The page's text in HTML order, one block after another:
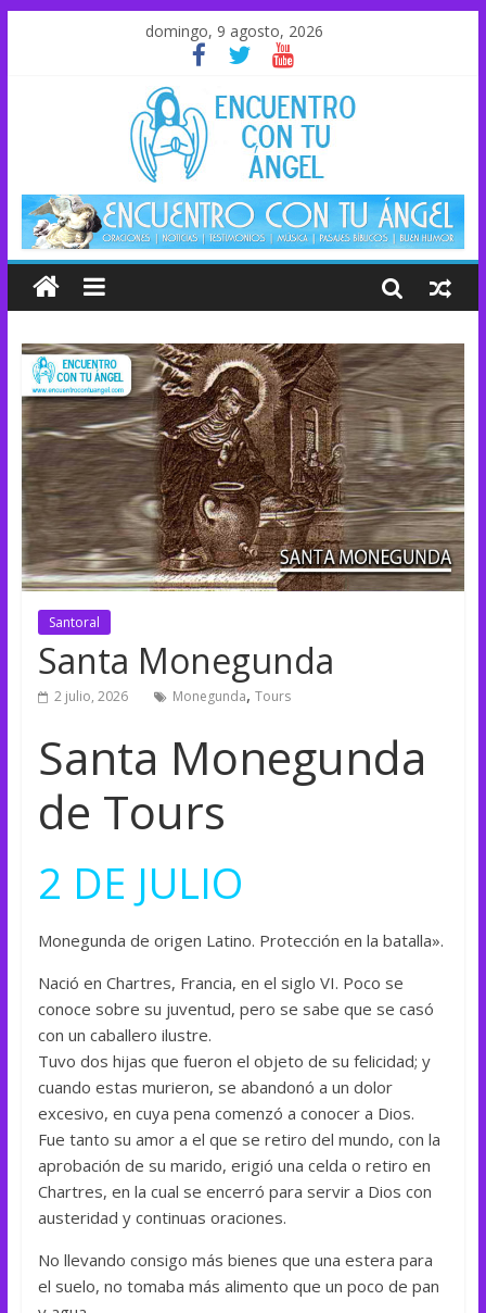
domingo, 9 agosto, 2026
Santoral
Santa Monegunda
2 julio, 2026 Monegunda, Tours
Santa Monegunda
de Tours
2 DE JULIO
Monegunda de origen Latino. Protección en la batalla».
Nació en Chartres, Francia, en el siglo VI. Poco se
conoce sobre su juventud, pero se sabe que se casó
con un caballero ilustre.
Tuvo dos hijas que fueron el objeto de su felicidad; y
cuando estas murieron, se abandonó a un dolor
excesivo, en cuya pena comenzó a conocer a Dios.
Fue tanto su amor a el que se retiro del mundo, con la
aprobación de su marido, erigió una celda o retiro en
Chartres, en la cual se encerró para servir a Dios con
austeridad y continuas oraciones.
No llevando consigo más bienes que una estera para
el suelo, no tomaba más alimento que un poco de pan